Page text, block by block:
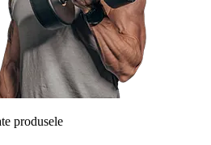
produsele